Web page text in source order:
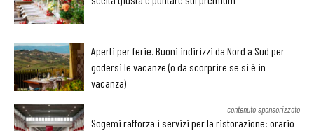
Aperti per ferie. Buoni indirizzi da Nord a Sud per
godersi le vacanze (o da scorprire se si è in
vacanza)
contenuto sponsorizzato
Sogemi rafforza i servizi per la ristorazione: orario